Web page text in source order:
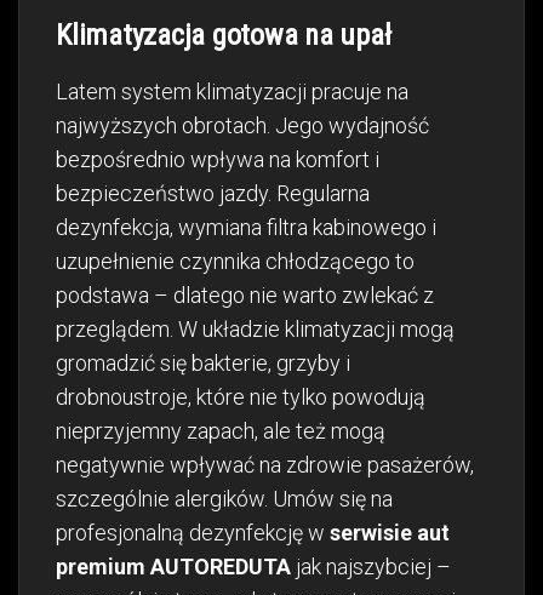
Klimatyzacja gotowa na upał
Latem system klimatyzacji pracuje na
najwyższych obrotach. Jego wydajność
bezpośrednio wpływa na komfort i
bezpieczeństwo jazdy. Regularna
dezynfekcja, wymiana filtra kabinowego i
uzupełnienie czynnika chłodzącego to
podstawa – dlatego nie warto zwlekać z
przeglądem. W układzie klimatyzacji mogą
gromadzić się bakterie, grzyby i
drobnoustroje, które nie tylko powodują
nieprzyjemny zapach, ale też mogą
negatywnie wpływać na zdrowie pasażerów,
szczególnie alergików. Umów się na
profesjonalną dezynfekcję w serwisie aut
premium AUTOREDUTA jak najszybciej –